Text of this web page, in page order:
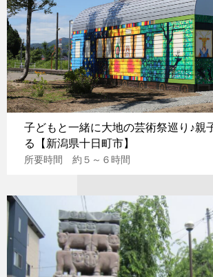
子どもと一緒に大地の芸術祭巡り♪親
る【新潟県十日町市】
所要時間 約５～６時間